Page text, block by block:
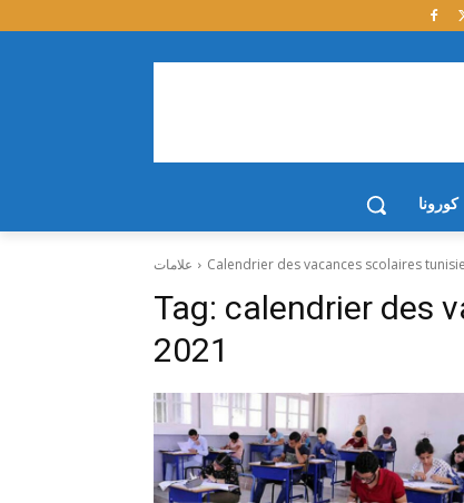
كورونا
علامات Calendrier des vacances scolaires
Tag: calendrier des
2021